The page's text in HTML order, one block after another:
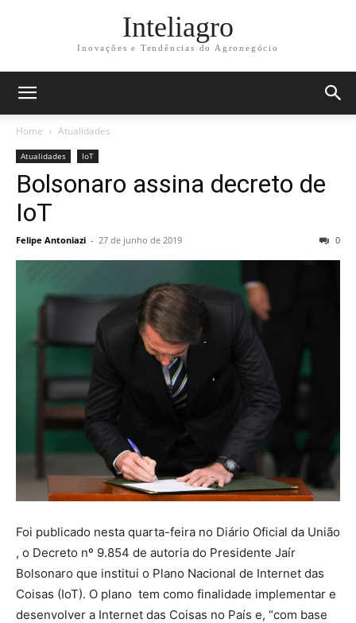
Inteliagro
Inovações e Tendências do Agronegócio
Home Atualidades
Atualidades IoT
Bolsonaro assina decreto de
IoT
Felipe Antoniazi - 27 de junho de 2019 0
Foi publicado nesta quarta-feira no Diário Oficial da União
, o Decreto nº 9.854 de autoria do Presidente Jaír
Bolsonaro que institui o Plano Nacional de Internet das
Coisas (IoT). O plano tem como finalidade implementar e
desenvolver a Internet das Coisas no País e, “com base